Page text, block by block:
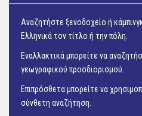
Αναζητήστε ξενοδοχείο ή
Ελληνικά τον τίτλο ή την πόλη.
Εναλλακτικά μπορείτε να
γεωγραφικού προσδιορισμού.
Επιπρόσθετα μπορείτε να
σύνθετη αναζήτηση.